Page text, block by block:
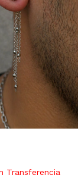
Transferencia